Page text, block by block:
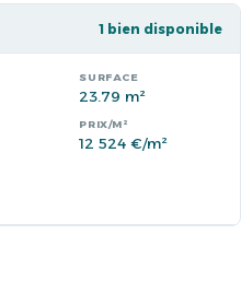
1 bien disponible
23.79 m²
12 524 €/m²